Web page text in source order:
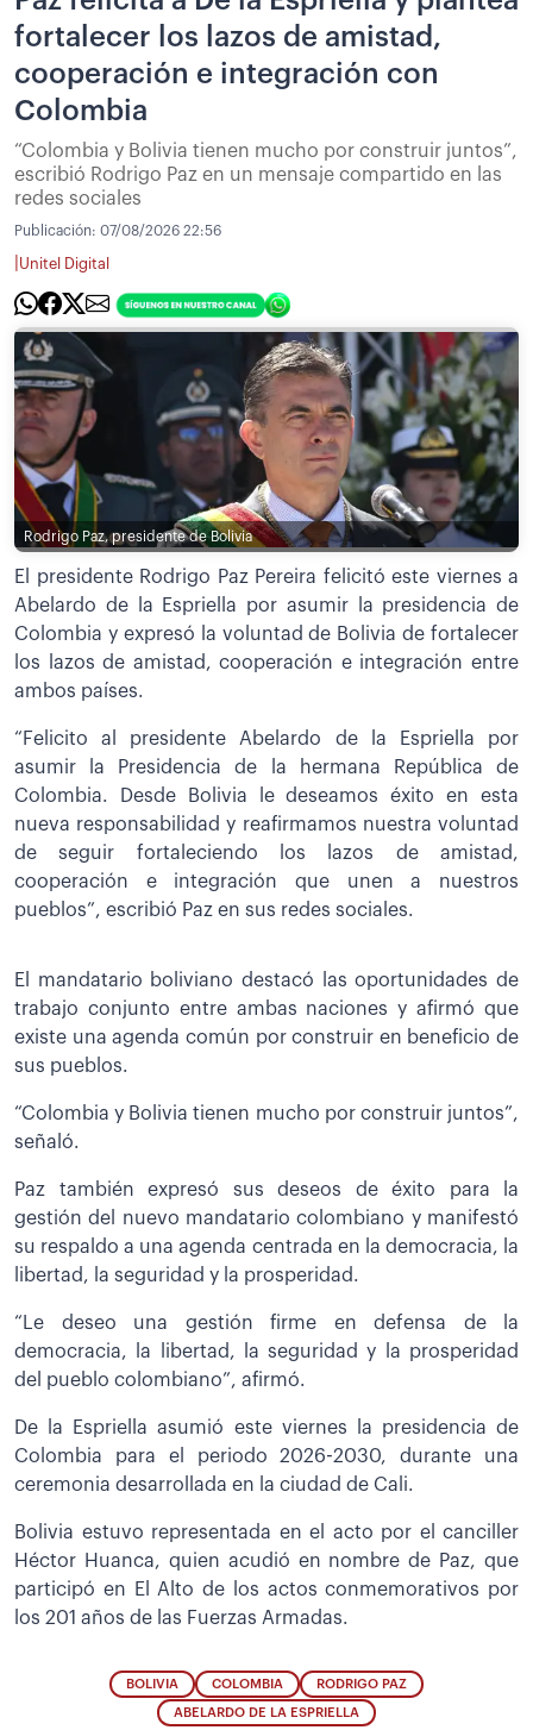
fortalecer los lazos de amistad,
cooperación e integración con
Colombia
“Colombia y Bolivia tienen mucho por construir juntos”,
escribió Rodrigo Paz en un mensaje compartido en las
redes sociales
Publicación: 07/08/2026 22:56
Unitel Digital
Rodrigo Paz, presidente de Bolivia
El presidente Rodrigo Paz Pereira felicitó este viernes a
Abelardo de la Espriella por asumir la presidencia de
Colombia y expresó la voluntad de Bolivia de fortalecer
los lazos de amistad, cooperación e integración entre
ambos países.
“Felicito al presidente Abelardo de la Espriella por
asumir la Presidencia de la hermana República de
Colombia. Desde Bolivia le deseamos éxito en esta
nueva responsabilidad y reafirmamos nuestra voluntad
de seguir fortaleciendo los lazos de amistad,
cooperación e integración que unen a nuestros
pueblos”, escribió Paz en sus redes sociales.
El mandatario boliviano destacó las oportunidades de
trabajo conjunto entre ambas naciones y afirmó que
existe una agenda común por construir en beneficio de
sus pueblos.
“Colombia y Bolivia tienen mucho por construir juntos”,
señaló.
Paz también expresó sus deseos de éxito para la
gestión del nuevo mandatario colombiano y manifestó
su respaldo a una agenda centrada en la democracia, la
libertad, la seguridad y la prosperidad.
“Le deseo una gestión firme en defensa de la
democracia, la libertad, la seguridad y la prosperidad
del pueblo colombiano”, afirmó.
De la Espriella asumió este viernes la presidencia de
Colombia para el periodo 2026-2030, durante una
ceremonia desarrollada en la ciudad de Cali.
Bolivia estuvo representada en el acto por el canciller
Héctor Huanca, quien acudió en nombre de Paz, que
participó en El Alto de los actos conmemorativos por
los 201 años de las Fuerzas Armadas.
BOLIVIA COLOMBIA RODRIGO PAZ
ABELARDO DE LA ESPRIELLA